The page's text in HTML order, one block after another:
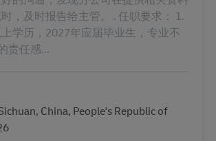
，及时报告给主管。 . 任职要求： 1.
学历，2027年应届毕业生，专业不
责任感...
China, People's Republic of